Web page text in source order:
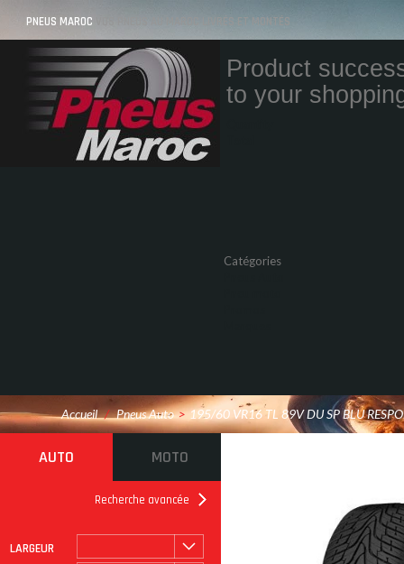
PNEUS MAROC VOS PNEUS AU MAROC LIVRÉS ET MONTÉS
Product
to your
Catégories
Accueil / Pneus Auto > 195/60 VR16 TL 89V DU SP BLU
AUTO MOTO
Recherche avancée
LARGEUR
ROULAGE À PLAT